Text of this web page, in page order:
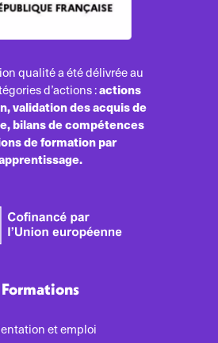
qualité a été délivrée au
d’actions :actions
validation des acquis de
bilans de compétences
de formation par
Formations
et emploi